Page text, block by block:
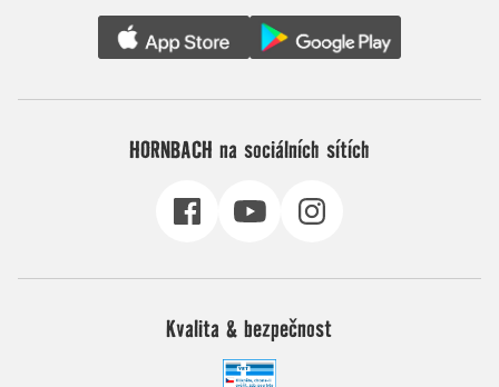
HORNBACH na sociálních sítích
Kvalita & bezpečnost